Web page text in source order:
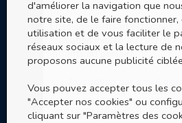
PÉDAGOGIE :
Enseignements et échanges.
formation initiale au
enfants du primaire.
Inscription par email
FORMATEURS :Catherine
d'améliorer la navigation que
notre site, de le faire fonctionner,
utilisation et de vous faciliter le
réseaux sociaux et la lecture de
proposons aucune publicité
Vous pouvez accepter tous les
"Accepter nos cookies" ou
cliquant sur "Paramètres des